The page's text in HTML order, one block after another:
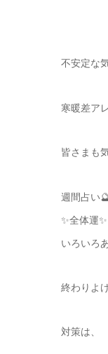
不安定な
寒暖差ア
皆さまも
週間占い
✨全体運✨
いろいろ
終わりよ
対策は、